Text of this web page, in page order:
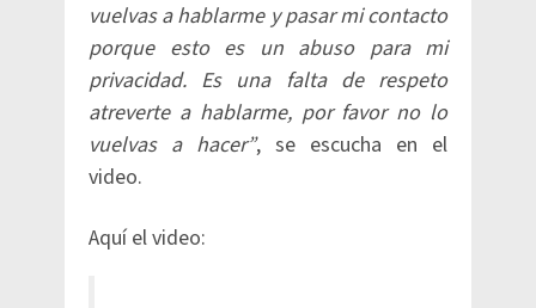
vuelvas a hablarme y pasar mi contacto
porque esto es un abuso para mi
privacidad. Es una falta de respeto
atreverte a hablarme, por favor no lo
vuelvas a hacer”, se escucha en el
video.
Aquí el video: